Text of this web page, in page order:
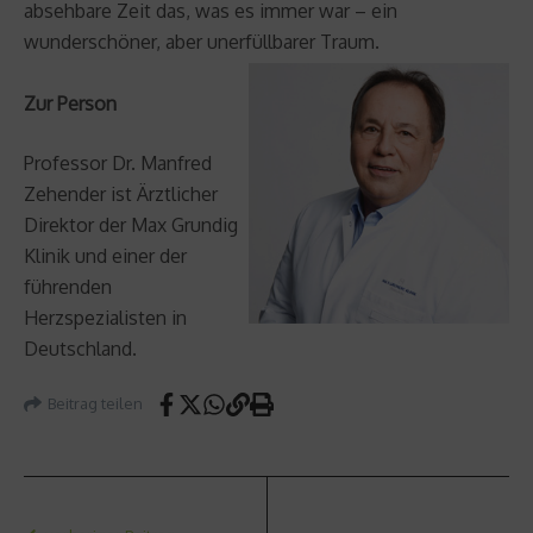
absehbare Zeit das, was es immer war – ein
wunderschöner, aber unerfüllbarer Traum.
Zur Person
Professor Dr. Manfred
Zehender ist Ärztlicher
Direktor der Max Grundig
Klinik und einer der
führenden
Herzspezialisten in
Deutschland.
Beitrag teilen